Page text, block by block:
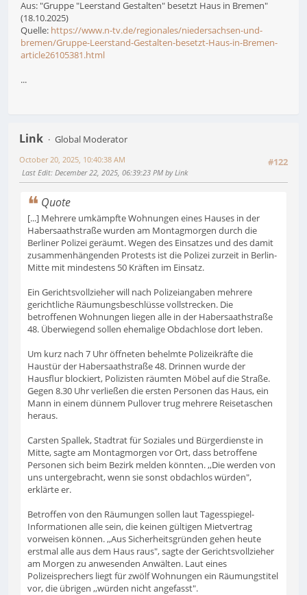
Aus: "Gruppe "Leerstand Gestalten" besetzt Haus in Bremen"
(18.10.2025)
Quelle: https://www.n-tv.de/regionales/niedersachsen-und-
bremen/Gruppe-Leerstand-Gestalten-besetzt-Haus-in-Bremen-
article26105381.html
...
Link
Global Moderator
#122
October 20, 2025, 10:40:38 AM
Last Edit: December 22, 2025, 06:39:23 PM by Link
Quote
[...] Mehrere umkämpfte Wohnungen eines Hauses in der
Habersaathstraße wurden am Montagmorgen durch die
Berliner Polizei geräumt. Wegen des Einsatzes und des damit
zusammenhängenden Protests ist die Polizei zurzeit in Berlin-
Mitte mit mindestens 50 Kräften im Einsatz.
Ein Gerichtsvollzieher will nach Polizeiangaben mehrere
gerichtliche Räumungsbeschlüsse vollstrecken. Die
betroffenen Wohnungen liegen alle in der Habersaathstraße
48. Überwiegend sollen ehemalige Obdachlose dort leben.
Um kurz nach 7 Uhr öffneten behelmte Polizeikräfte die
Haustür der Habersaathstraße 48. Drinnen wurde der
Hausflur blockiert, Polizisten räumten Möbel auf die Straße.
Gegen 8.30 Uhr verließen die ersten Personen das Haus, ein
Mann in einem dünnem Pullover trug mehrere Reisetaschen
heraus.
Carsten Spallek, Stadtrat für Soziales und Bürgerdienste in
Mitte, sagte am Montagmorgen vor Ort, dass betroffene
Personen sich beim Bezirk melden könnten. ,,Die werden von
uns untergebracht, wenn sie sonst obdachlos würden",
erklärte er.
Betroffen von den Räumungen sollen laut Tagesspiegel-
Informationen alle sein, die keinen gültigen Mietvertrag
vorweisen können. ,,Aus Sicherheitsgründen gehen heute
erstmal alle aus dem Haus raus", sagte der Gerichtsvollzieher
am Morgen zu anwesenden Anwälten. Laut eines
Polizeisprechers liegt für zwölf Wohnungen ein Räumungstitel
vor, die übrigen ,,würden nicht angefasst".